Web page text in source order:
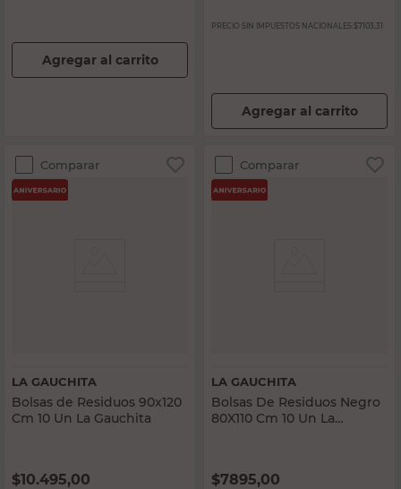
Agregar al carrito
PRECIO SIN IMPUESTOS NACIONALES: $7103,31
Agregar al carrito
Comparar
LA GAUCHITA
Bolsas de Residuos 90x120
Cm 10 Un La Gauchita
$10.495,00
Comparar
LA GAUCHITA
Bolsas De Residuos Negro
80X110 Cm 10 Un La
$7895,00